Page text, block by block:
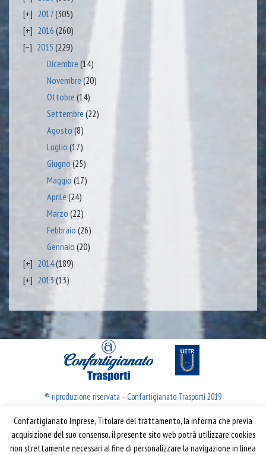
2017(305)
2016 (260)
2015 (229)
Dicembre (14)
Novembre (20)
Ottobre (14)
Settembre (22)
Agosto (8)
Luglio (17)
Giugno (25)
Maggio (17)
Aprile (24)
Marzo (22)
Febbraio (26)
Gennaio (20)
2014(189)
2013(13)
® riproduzione riservata – Confartigianato Trasporti 2019
Confartigianato Trasporti
Confartigianato Imprese, Titolare del trattamento, la informa che previa
acquisizione del suo consenso, il presente sito web potrà utilizzare cookies
non strettamente necessari al fine di personalizzare la navigazione in linea